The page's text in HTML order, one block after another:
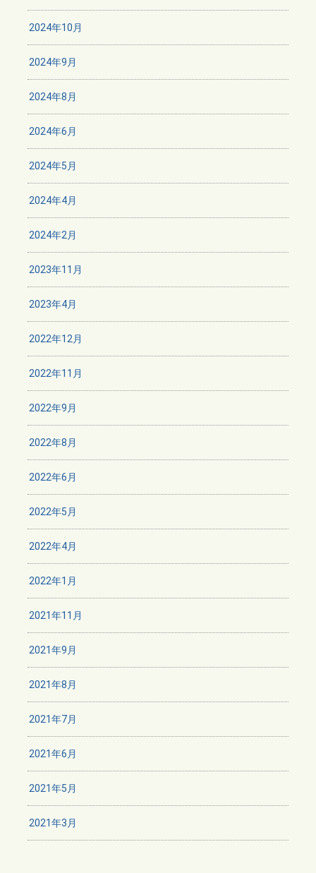
2024年10月
2024年9月
2024年8月
2024年6月
2024年5月
2024年4月
2024年2月
2023年11月
2023年4月
2022年12月
2022年11月
2022年9月
2022年8月
2022年6月
2022年5月
2022年4月
2022年1月
2021年11月
2021年9月
2021年8月
2021年7月
2021年6月
2021年5月
2021年3月